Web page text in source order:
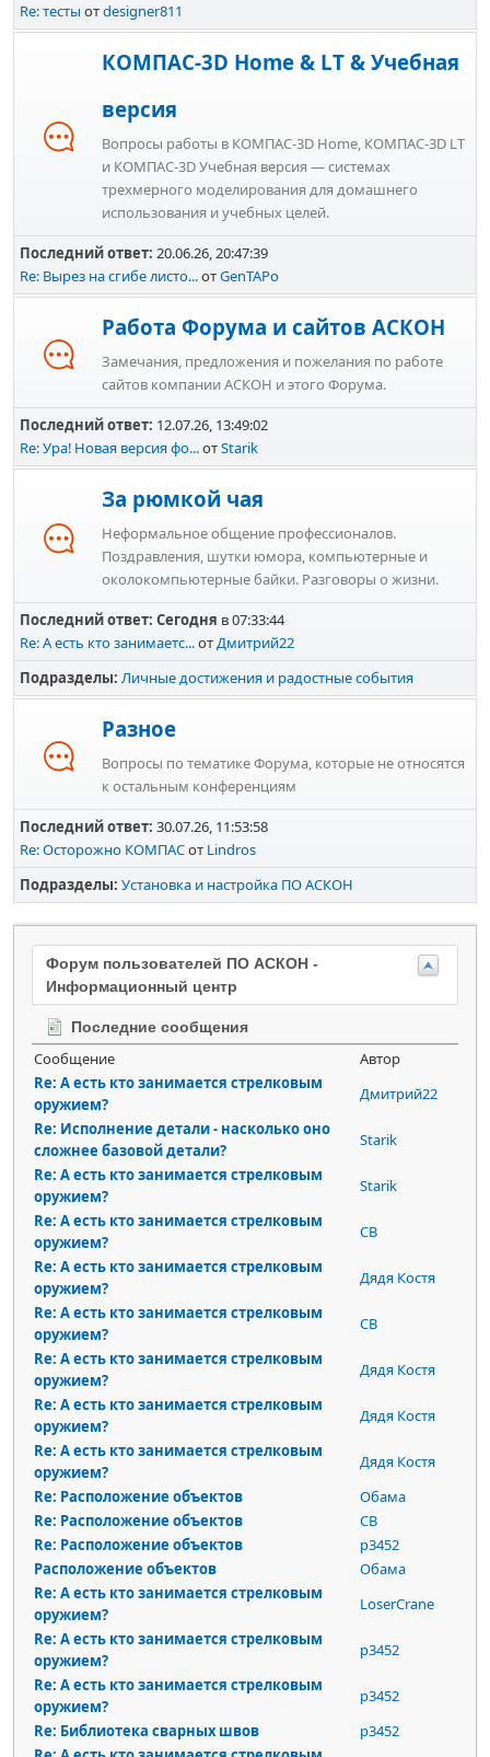
Re: тесты отdesigner811
КОМПАС-3D Home & LT & Учебная
версия
Вопросы работы в КОМПАС-3D Home, КОМПАС-3D LT
и КОМПАС-3D Учебная версия — системах
трехмерного моделирования для домашнего
использования и учебных целей.
Последний ответ: 20.06.26, 20:47:39
Re: Вырез на сгибе листо...отGenTAPo
Работа Форума и сайтов АСКОН
Замечания, предложения и пожелания по работе
сайтов компании АСКОН и этого Форума.
Последний ответ: 12.07.26, 13:49:02
Re: Ура! Новая версия фо...отStarik
За рюмкой чая
Неформальное общение профессионалов.
Поздравления, шутки юмора, компьютерные и
околокомпьютерные байки. Разговоры о жизни.
Последний ответ: Сегодня в 07:33:44
Re: А есть кто занимаетс...отДмитрий22
Подразделы Личные достижения и радостные события
Разное
Вопросы по тематике Форума, которые не относятся
к остальным конференциям
Последний ответ: 30.07.26, 11:53:58
Re: Осторожно КОМПАСот Lindros
Подразделы Установка и настройка ПО АСКОН
Форум пользователей ПО АСКОН -
Информационный центр
Последние сообщения
Сообщение
Автор
Re: А есть кто занимается стрелковым
оружием?
Дмитрий22
Re: Исполнение детали - насколько оно
сложнее базовой детали?
Starik
Re: А есть кто занимается стрелковым
оружием?
Starik
Re: А есть кто занимается стрелковым
оружием?
СВ
Re: А есть кто занимается стрелковым
оружием?
Дядя Костя
Re: А есть кто занимается стрелковым
оружием?
СВ
Re: А есть кто занимается стрелковым
оружием?
Дядя Костя
Re: А есть кто занимается стрелковым
оружием?
Дядя Костя
Re: А есть кто занимается стрелковым
оружием?
Дядя Костя
Re: Расположение объектов
Обама
Re: Расположение объектов
СВ
Re: Расположение объектов
p3452
Расположение объектов
Обама
Re: А есть кто занимается стрелковым
оружием?
LoserCrane
Re: А есть кто занимается стрелковым
оружием?
p3452
Re: А есть кто занимается стрелковым
оружием?
p3452
Re: Библиотека сварных швов
p3452